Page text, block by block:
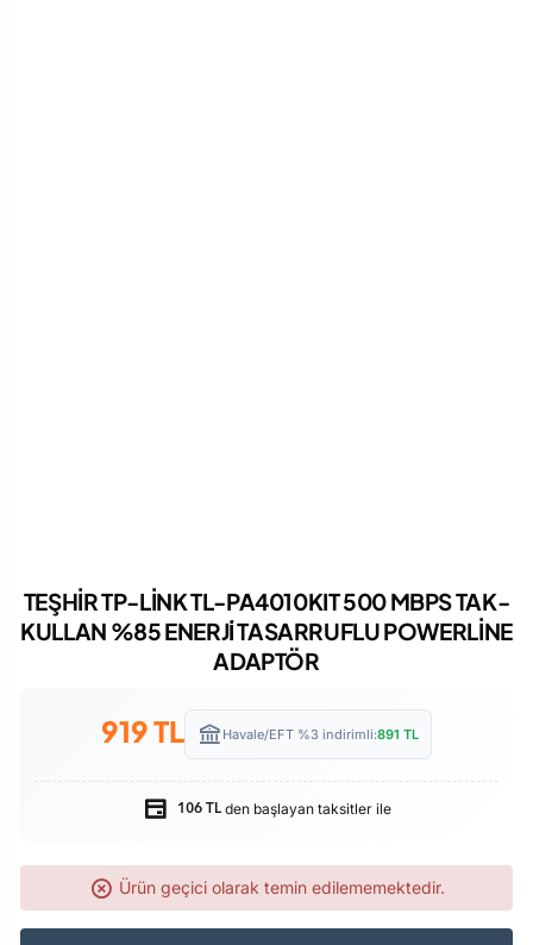
TEŞHİR TP-LİNK TL-PA4010KIT 500 MBPS TAK-
KULLAN %85 ENERJİ̇ TASARRUFLU POWERLİNE
ADAPTÖR
919TL Havale/EFT %3 indirimli:891 TL
106 TLden başlayan taksitler ile
Ürün geçici olarak temin edilememektedir.